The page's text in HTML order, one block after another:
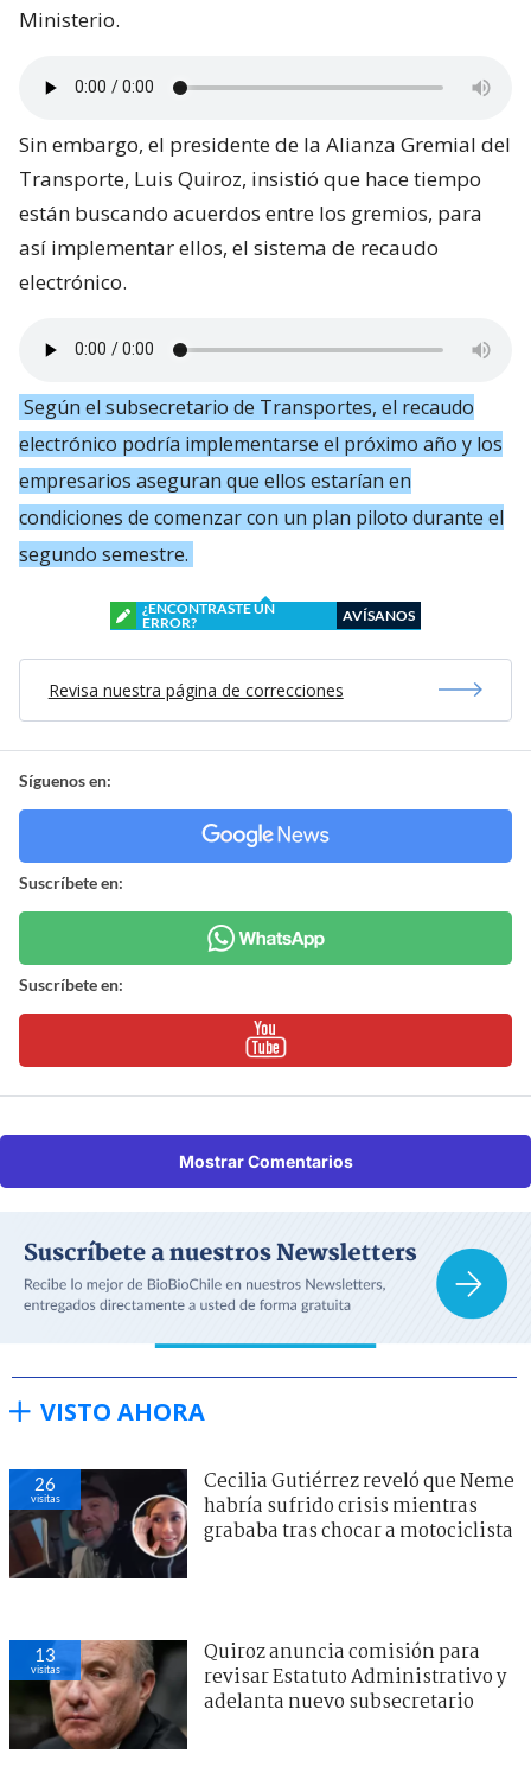
Ministerio.
Sin embargo, el presidente de la Alianza Gremial del
Transporte, Luis Quiroz, insistió que hace tiempo
están buscando acuerdos entre los gremios, para
así implementar ellos, el sistema de recaudo
electrónico.
Según el subsecretario de Transportes, el recaudo
electrónico podría implementarse el próximo año y los
empresarios aseguran que ellos estarían en
condiciones de comenzar con un plan piloto durante el
segundo semestre.
¿ENCONTRASTE UN
ERROR?
AVÍSANOS
Revisa nuestra página de correcciones
Síguenos en:
Suscríbete en:
Suscríbete en:
Mostrar Comentarios
VISTO AHORA
26
visitas
Cecilia Gutiérrez reveló que Neme
habría sufrido crisis mientras
grababa tras chocar a motociclista
13
visitas
Quiroz anuncia comisión para
revisar Estatuto Administrativo y
adelanta nuevo subsecretario